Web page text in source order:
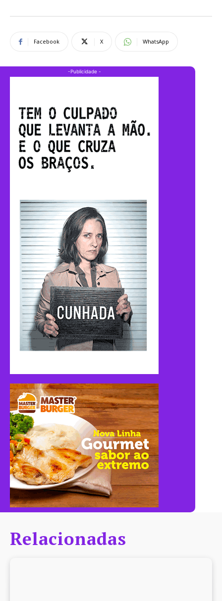
Facebook X WhatsApp
-Publicidade -
Relacionadas